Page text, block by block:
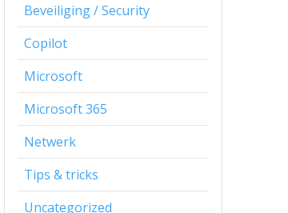
Beveiliging / Security
Copilot
Microsoft
Microsoft 365
Netwerk
Tips & tricks
Uncategorized